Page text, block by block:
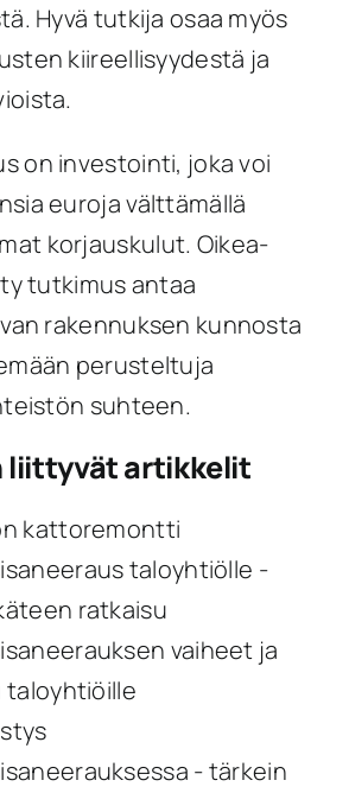
Hyvä tutkija osaa myös
kiireellisyydestä ja
on investointi, joka voi
euroja välttämällä
korjauskulut. Oikea-
tutkimus antaa
rakennuksen kunnosta
perusteltuja
suhteen.
liittyvät artikkelit
kattoremontti
taloyhtiölle -
ratkaisu
vaiheet ja
taloyhtiöille
- tärkein